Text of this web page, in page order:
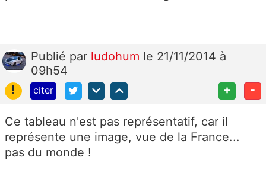
Publié par ludohum le 21/11/2014 à
09h54
!
citer + -
Ce tableau n'est pas représentatif, car il
représente une image, vue de la France...
pas du monde !